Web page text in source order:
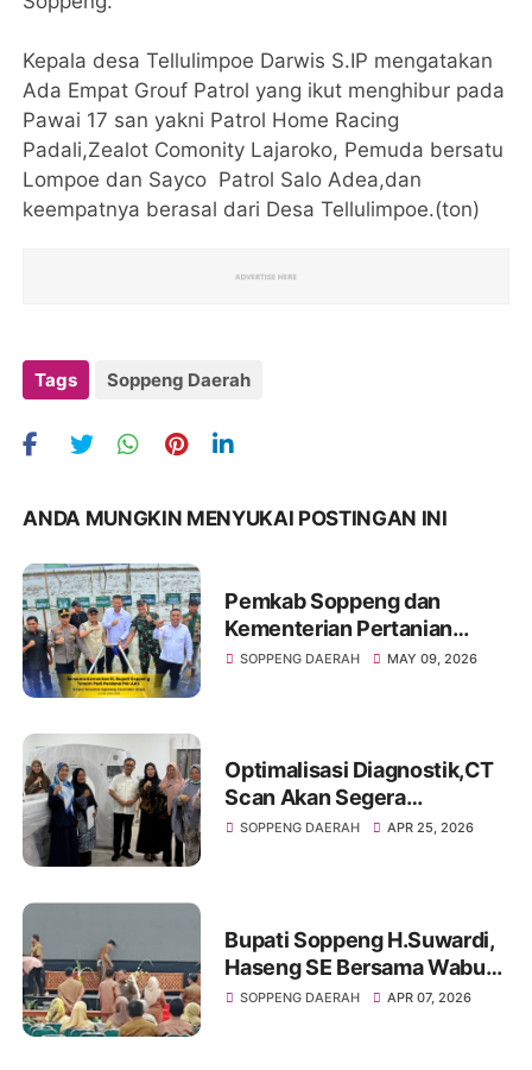
Kepala desa Tellulimpoe Darwis S.IP mengatakan
Ada Empat Grouf Patrol yang ikut menghibur pada
Pawai 17 san yakni Patrol Home Racing
Padali,Zealot Comonity Lajaroko, Pemuda bersatu
Lompoe dan Sayco Patrol Salo Adea,dan
keempatnya berasal dari Desa Tellulimpoe.(ton)
Tags Soppeng Daerah
ANDA MUNGKIN MENYUKAI POSTINGAN INI
Pemkab Soppeng dan
Kementerian Pertanian
Dorong Transformasi
SOPPENG DAERAH MAY 09, 2026
Optimalisasi Diagnostik,CT
Scan Akan Segera
Operasional di RSUD
SOPPENG DAERAH APR 25, 2026
Bupati Soppeng H.Suwardi,
Haseng SE Bersama Wabup
Soppeng Ir Selle Ks Dalle
SOPPENG DAERAH APR 07, 2026